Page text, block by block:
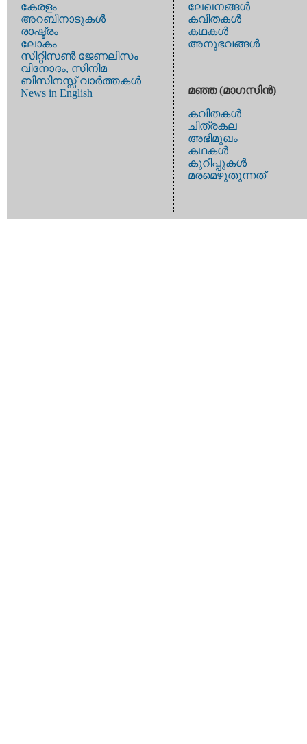
കേരളം
അറബിനാടുകള്‍
രാഷ്ട്രം
ലോകം
സിറ്റിസണ്‍ ജേണലിസം
വിനോദം, സിനിമ
ബിസിനസ്സ് വാര്‍ത്തകള്‍
News in English
ലേഖനങ്ങള്‍
കവിതകള്‍
കഥകള്‍
അനുഭവങ്ങള്‍
മഞ്ഞ (മാഗസിന്‍)
കവിതകള്‍
ചിത്രകല
അഭിമുഖം
കഥകള്‍
കുറിപ്പുകള്‍
മരമെഴുതുന്നത്